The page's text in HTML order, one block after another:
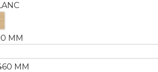
MM
MM